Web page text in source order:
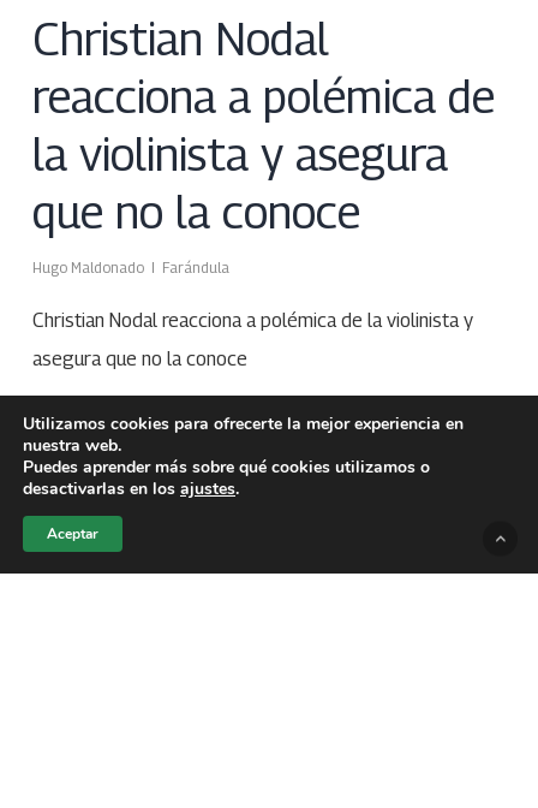
Christian Nodal
reacciona a polémica de
la violinista y asegura
que no la conoce
Hugo Maldonado Farándula
Christian Nodal reacciona a polémica de la violinista y
asegura que no la conoce
Utilizamos cookies para ofrecerte la mejor experiencia en
nuestra web.
Puedes aprender más sobre qué cookies utilizamos o
desactivarlas en los ajustes.
Aceptar